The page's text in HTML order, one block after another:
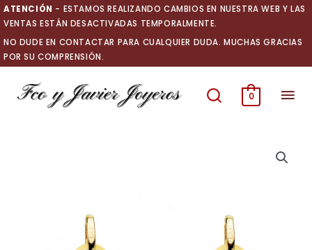
Ir
al
contenido
ATENCIÓN - ESTAMOS REALIZANDO CAMBIOS EN NUESTRA WEB Y LAS
VENTAS ESTÁN DESACTIVADAS TEMPORALMENTE.
NO DUDE EN CONTACTAR PARA CUALQUIER DUDA. MUCHAS GRACIAS
POR SU COMPRENSIÓN.
0